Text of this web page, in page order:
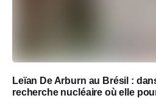
Leïan De Arburn au Brésil :
recherche nucléaire où elle